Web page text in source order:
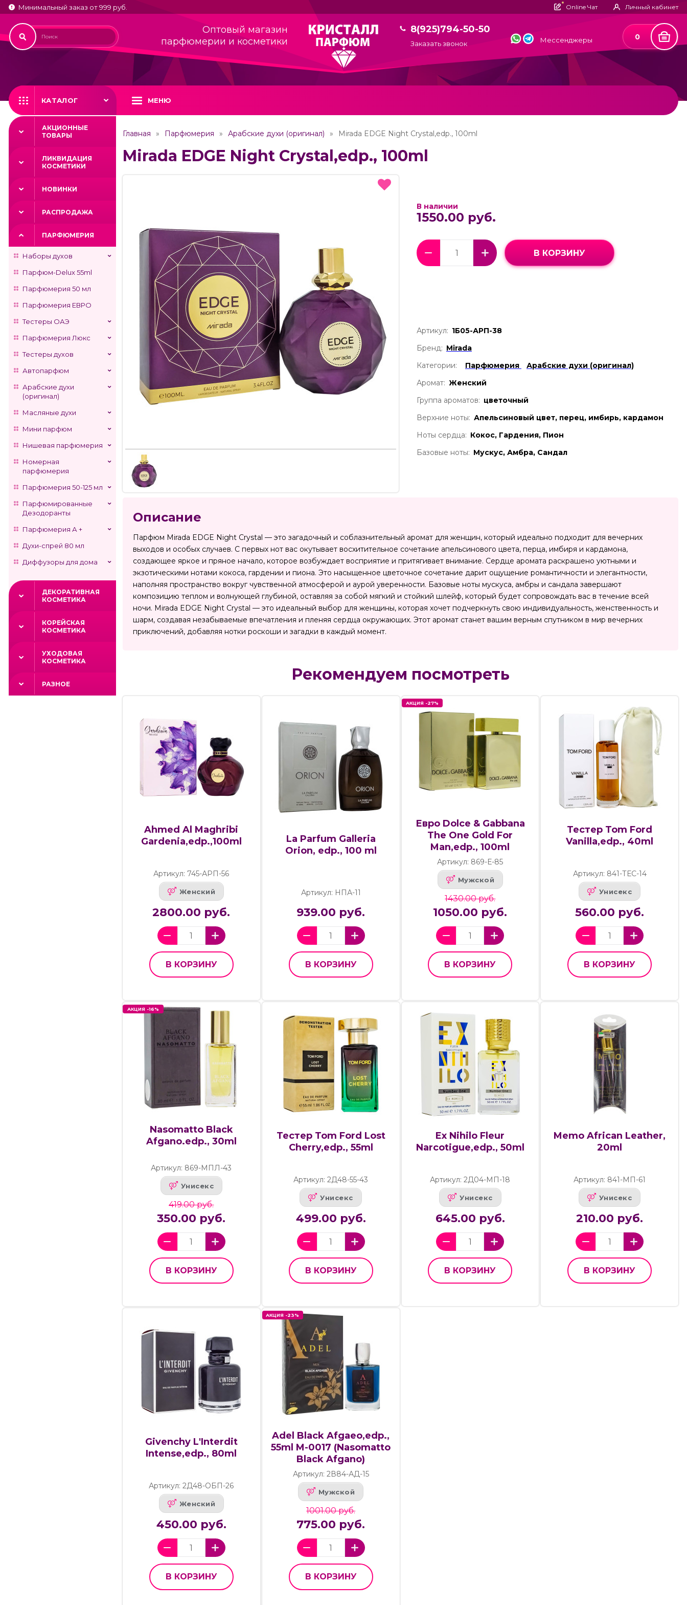
Минимальный заказ от 999 руб. Online Чат Личный кабинет
Оптовый магазин
парфюмерии и косметики
8(925)794-50-50
Заказать звонок Мессенджеры 0
КАТАЛОГ МЕНЮ
АКЦИОННЫЕ
ТОВАРЫ
ЛИКВИДАЦИЯ
КОСМЕТИКИ
НОВИНКИ
РАСПРОДАЖА
ПАРФЮМЕРИЯ
Наборы духов
Парфюм-Delux 55ml
Парфюмерия 50 мл
Парфюмерия ЕВРО
Тестеры ОАЭ
Парфюмерия Люкс
Тестеры духов
Автопарфюм
Арабские духи
(оригинал)
Масляные духи
Мини парфюм
Нишевая парфюмерия
Номерная
парфюмерия
Парфюмерия 50-125 мл
Парфюмированные
Дезодоранты
Парфюмерия А +
Духи-спрей 80 мл
Диффузоры для дома
ДЕКОРАТИВНАЯ
КОСМЕТИКА
КОРЕЙСКАЯ
КОСМЕТИКА
УХОДОВАЯ
КОСМЕТИКА
РАЗНОЕ
Главная Парфюмерия Арабские духи (оригинал) Mirada EDGE Night Crystal,edp., 100ml
Mirada EDGE Night Crystal,edp., 100ml
В наличии
1550.00 руб.
В КОРЗИНУ
Артикул: 1Б05-АРП-38
Бренд: Mirada
Категории:
Парфюмерия
Арабские духи (оригинал)
Аромат: Женский
Группа ароматов: цветочный
Верхние ноты: Апельсиновый цвет, перец, имбирь, кардамон
Ноты сердца: Кокос, Гардения, Пион
Базовые ноты: Мускус, Амбра, Сандал
Описание
Парфюм Mirada EDGE Night Crystal — это загадочный и соблазнительный аромат для женщин, который идеально подходит для вечерних
выходов и особых случаев. С первых нот вас окутывает восхитительное сочетание апельсинового цвета, перца, имбиря и кардамона,
создающее яркое и пряное начало, которое возбуждает восприятие и притягивает внимание. Сердце аромата раскрашено уютными и
экзотическими нотами кокоса, гардении и пиона. Это насыщенное цветочное сочетание дарит ощущение романтичности и элегантности,
наполняя пространство вокруг чувственной атмосферой и аурой уверенности. Базовые ноты мускуса, амбры и сандала завершают
композицию теплом и волнующей глубиной, оставляя за собой мягкий и стойкий шлейф, который будет сопровождать вас в течение всей
ночи. Mirada EDGE Night Crystal — это идеальный выбор для женщины, которая хочет подчеркнуть свою индивидуальность, женственность и
шарм, создавая незабываемые впечатления и пленяя сердца окружающих. Этот аромат станет вашим верным спутником в мир вечерних
приключений, добавляя нотки роскоши и загадки в каждый момент.
Рекомендуем посмотреть
Ahmed Al Maghribi
Gardenia,edp.,100ml
Артикул: 745-АРП-56
Женский
2800.00 руб.
В КОРЗИНУ
La Parfum Galleria
Orion, edp., 100 ml
Артикул: НПА-11
939.00 руб.
В КОРЗИНУ
АКЦИЯ -27%
Евро Dolce & Gabbana
The One Gold For
Man,edp., 100ml
Артикул: 869-Е-85
Мужской
1430.00 руб.
1050.00 руб.
В КОРЗИНУ
Тестер Tom Ford
Vanilla,edp., 40ml
Артикул: 841-ТЕС-14
Унисекс
560.00 руб.
В КОРЗИНУ
АКЦИЯ -16%
Nasomatto Black
Afgano.edp., 30ml
Артикул: 869-МПЛ-43
Унисекс
419.00 руб.
350.00 руб.
В КОРЗИНУ
Тестер Tom Ford Lost
Cherry,edp., 55ml
Артикул: 2Д48-55-43
Унисекс
499.00 руб.
В КОРЗИНУ
Ex Nihilo Fleur
Narcotigue,edp., 50ml
Артикул: 2Д04-МП-18
Унисекс
645.00 руб.
В КОРЗИНУ
Memo African Leather,
20ml
Артикул: 841-МП-61
Унисекс
210.00 руб.
В КОРЗИНУ
Givenchy L'Interdit
Intense,edp., 80ml
Артикул: 2Д48-ОБП-26
Женский
450.00 руб.
В КОРЗИНУ
АКЦИЯ -23%
Adel Black Afgaeo,edp.,
55ml M-0017 (Nasomatto
Black Afgano)
Артикул: 2В84-АД-15
Мужской
1001.00 руб.
775.00 руб.
В КОРЗИНУ